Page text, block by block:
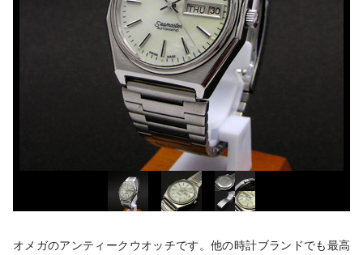
オメガのアンティークウオッチです。他の時計ブランドでも最高